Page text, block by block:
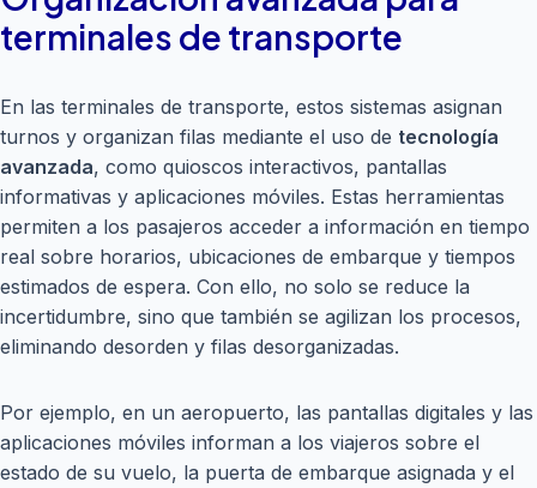
terminales de transporte
En las terminales de transporte, estos sistemas asignan
turnos y organizan filas mediante el uso de tecnología
avanzada, como quioscos interactivos, pantallas
informativas y aplicaciones móviles. Estas herramientas
permiten a los pasajeros acceder a información en tiempo
real sobre horarios, ubicaciones de embarque y tiempos
estimados de espera. Con ello, no solo se reduce la
incertidumbre, sino que también se agilizan los procesos,
eliminando desorden y filas desorganizadas.
Por ejemplo, en un aeropuerto, las pantallas digitales y las
aplicaciones móviles informan a los viajeros sobre el
estado de su vuelo, la puerta de embarque asignada y el